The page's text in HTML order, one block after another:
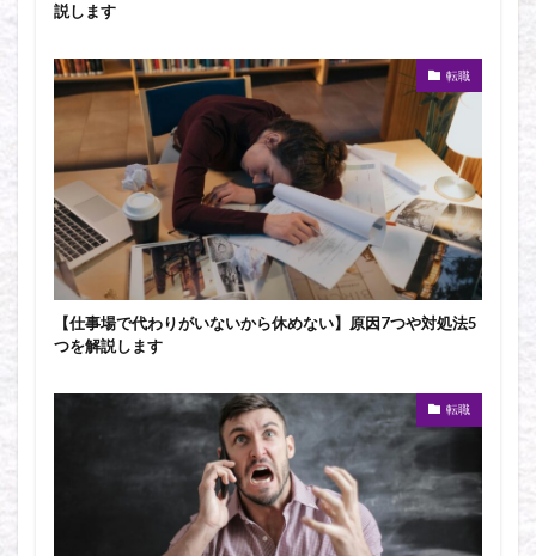
説します
転職
【仕事場で代わりがいないから休めない】原因7つや対処法5
つを解説します
転職